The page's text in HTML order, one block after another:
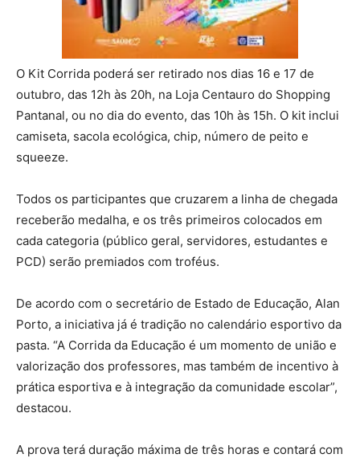
O Kit Corrida poderá ser retirado nos dias 16 e 17 de
outubro, das 12h às 20h, na Loja Centauro do Shopping
Pantanal, ou no dia do evento, das 10h às 15h. O kit inclui
camiseta, sacola ecológica, chip, número de peito e
squeeze.
Todos os participantes que cruzarem a linha de chegada
receberão medalha, e os três primeiros colocados em
cada categoria (público geral, servidores, estudantes e
PCD) serão premiados com troféus.
De acordo com o secretário de Estado de Educação, Alan
Porto, a iniciativa já é tradição no calendário esportivo da
pasta. “A Corrida da Educação é um momento de união e
valorização dos professores, mas também de incentivo à
prática esportiva e à integração da comunidade escolar”,
destacou.
A prova terá duração máxima de três horas e contará com